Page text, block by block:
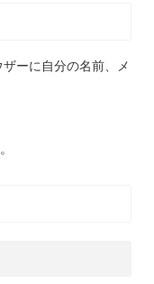
ーに自分の名前、メ